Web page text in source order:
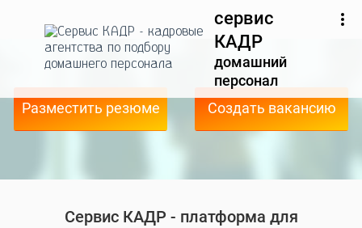
сервис
КАДР
домашний
персонал
Разместить резюме
Создать вакансию
Сервис КАДР - платформа для